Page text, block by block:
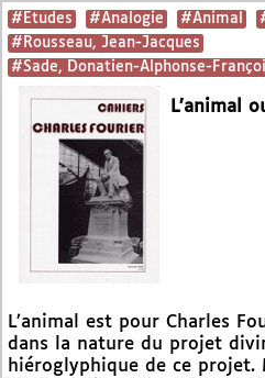
#Etudes #Analogie #Animal
#Rousseau, Jean-Jacques
#Sade, Donatien-Alphonse-
L’animal
L’animal est pour Charles
dans la nature du projet
hiéroglyphique de ce projet.